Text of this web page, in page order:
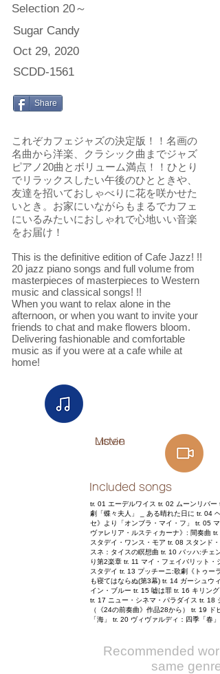
Selection 20～
Sugar Candy
Oct 29, 2020
SCDD-1561
Share
これぞカフェジャズの決定版！！名画の
名曲から洋楽、クラシック曲までジャズ
ピアノ20曲とボリューム満点！！ひとり
でリラックスしたい午後のひとときや、
友達を招いておしゃべりに花を咲かせた
いとき。お家にいながらもまるでカフェ
にいるみたいにおしゃれで心地いい音楽
をお届け！
This is the definitive edition of Cafe Jazz! !!
20 jazz piano songs and full volume from
masterpieces of masterpieces to Western
music and classical songs! !!
When you want to relax alone in the
afternoon, or when you want to invite your
friends to chat and make flowers bloom.
Delivering fashionable and comfortable
music as if you were at a cafe while at
home!
Listen
Movie
Included songs
tr. 01 エーデルワイス tr. 02 ムーンリバー
劇「蝶々夫人」 _ ある晴れた日に tr. 04
セ》より「オンブラ・マイ・フ」 tr. 05 マ
ヴァレリア・ルスティカーナ》: 間奏曲 tr.
スタデイ・ワンス・モア tr. 08 スタンド
スネ：タイスの瞑想曲 tr. 10 バッハ:チェ
り第2楽章 tr. 11 マイ・フェイバリット・
スタデイ tr. 13 プッチーニ:歌劇《トゥー
も寝てはならぬ(第3幕) tr. 14 ガーシュウ
イン・ブルー tr. 15 嘘は罪 tr. 16 キリング
tr. 17 ニュー・シネマ・パラダイス tr. 18
（《24の前奏曲》作品28から） tr. 19 ド
「海」 tr. 20 ヴィヴァルディ：四季「春」
Recommended
same genre